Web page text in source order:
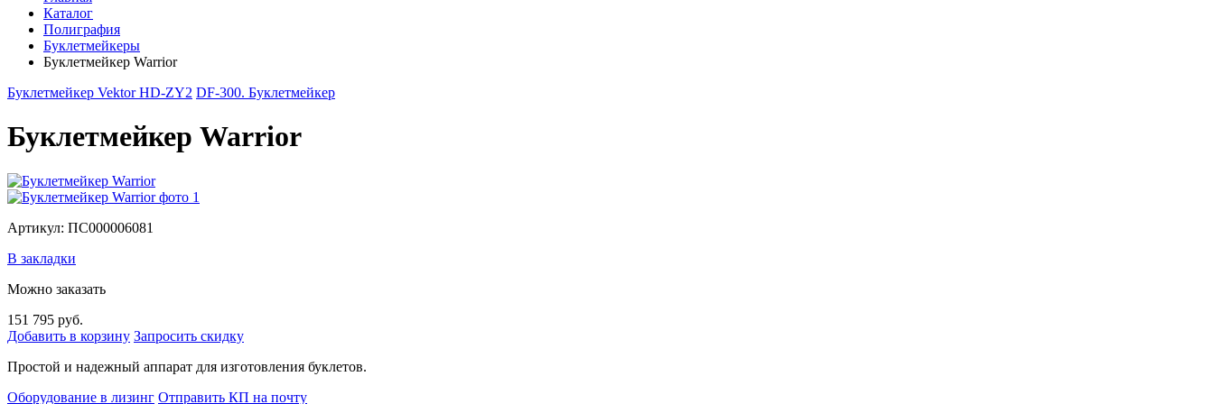
Каталог
Полиграфия
Буклетмейкеры
Буклетмейкер Warrior
Буклетмейкер Vektor HD-ZY2 DF-300. Буклетмейкер
Буклетмейкер Warrior
Артикул: ПС000006081
В закладки
Можно заказать
151 795 руб.
Добавить в корзину Запросить скидку
Простой и надежный аппарат для изготовления буклетов.
Оборудование в лизинг Отправить КП на почту